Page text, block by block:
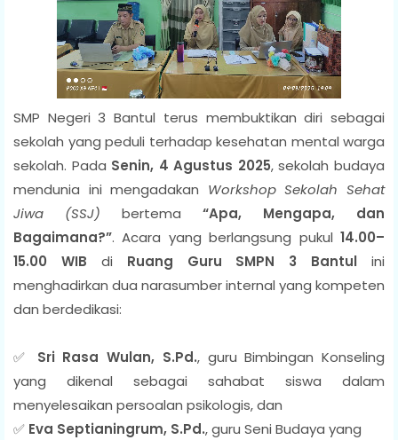
SMP Negeri 3 Bantul terus membuktikan diri sebagai
sekolah yang peduli terhadap kesehatan mental warga
sekolah. Pada Senin, 4 Agustus 2025, sekolah budaya
mendunia ini mengadakan Workshop Sekolah Sehat
Jiwa (SSJ) bertema “Apa, Mengapa, dan
Bagaimana?”. Acara yang berlangsung pukul 14.00–
15.00 WIB di Ruang Guru SMPN 3 Bantul ini
menghadirkan dua narasumber internal yang kompeten
dan berdedikasi:
✅ Sri Rasa Wulan, S.Pd., guru Bimbingan Konseling
yang dikenal sebagai sahabat siswa dalam
menyelesaikan persoalan psikologis, dan
✅ Eva Septianingrum, S.Pd., guru Seni Budaya yang